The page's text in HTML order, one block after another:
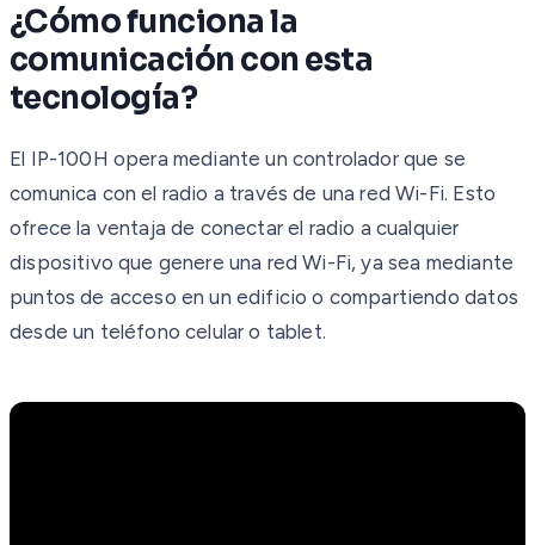
¿Cómo funciona la
comunicación con esta
tecnología?
El IP-100H opera mediante un controlador que se
comunica con el radio a través de una red Wi-Fi. Esto
ofrece la ventaja de conectar el radio a cualquier
dispositivo que genere una red Wi-Fi, ya sea mediante
puntos de acceso en un edificio o compartiendo datos
desde un teléfono celular o tablet.